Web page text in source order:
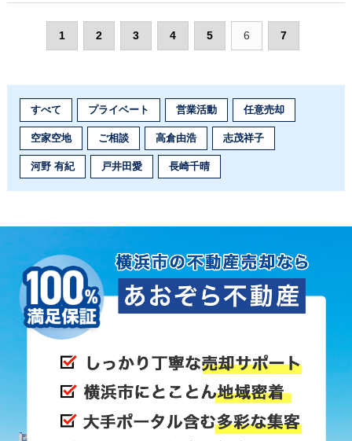
1 2 3 4 5 6 7
すべて プライベート 営業活動 任意売却
空家空地 ご相談 高倉由浩 志茂祥子
河野 有紀 戸井田愛 長崎千晴